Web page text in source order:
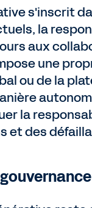
s'inscrit
la
aux
une
ou de la
la
et des